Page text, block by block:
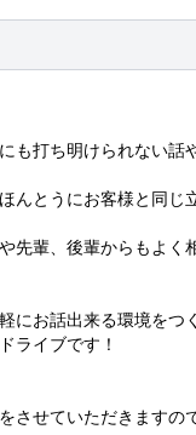
も打ち明けられない話
んとうにお客様と同じ
先輩、後輩からもよく
にお話出来る環境をつ
ライブです！
させていただきますの